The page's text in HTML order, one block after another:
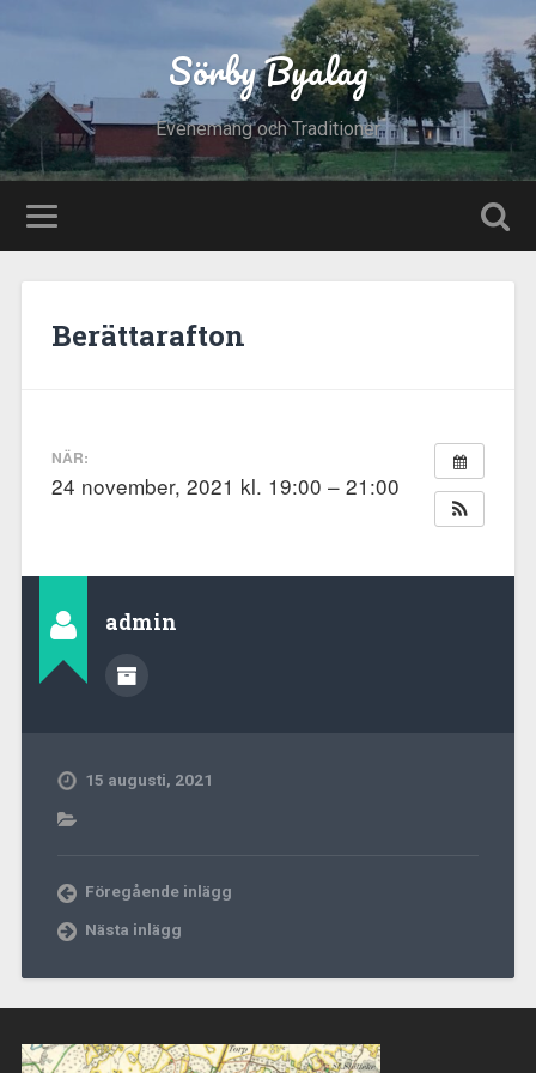
Sörby Byalag
Evenemang och Traditioner
Berättarafton
NÄR:
24 november, 2021 kl. 19:00 – 21:00
admin
15 augusti, 2021
Föregående inlägg
Nästa inlägg